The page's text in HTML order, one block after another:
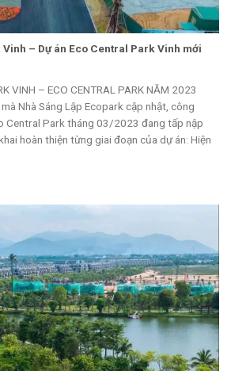
– Dự án Eco Central Park Vinh mới
VINH – ECO CENTRAL PARK NĂM 2023
Nhà Sáng Lập Ecopark cập nhật, công
Central Park tháng 03/2023 đang tấp nập
hoàn thiện từng giai đoạn của dự án: Hiện